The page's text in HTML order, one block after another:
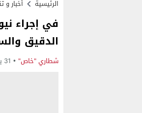
الرئيسية أخبار و
في إجراء
الدقيق
شطاري "خاص" 31 يناير 2018